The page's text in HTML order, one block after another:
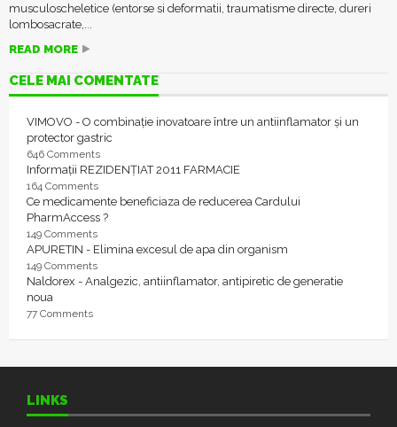
musculoscheletice (entorse si deformatii, traumatisme directe, dureri
lombosacrate,...
READ MORE
CELE MAI COMENTATE
VIMOVO - O combinație inovatoare între un antiinflamator și un
protector gastric
646 Comments
Informații REZIDENȚIAT 2011 FARMACIE
164 Comments
Ce medicamente beneficiaza de reducerea Cardului
PharmAccess ?
149 Comments
APURETIN - Elimina excesul de apa din organism
149 Comments
Naldorex - Analgezic, antiinflamator, antipiretic de generatie
noua
77 Comments
LINKS